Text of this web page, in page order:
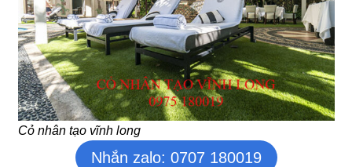
Cỏ nhân tạo vĩnh long
Nhắn zalo: 0707 180019